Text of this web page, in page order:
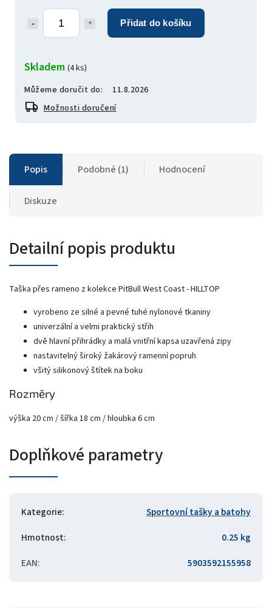
Přidat do košíku
Skladem (4 ks)
Můžeme doručit do:
11.8.2026
Možnosti doručení
Popis Podobné (1) Hodnocení
Diskuze
Detailní popis produktu
Taška přes rameno z kolekce PitBull West Coast - HILLTOP
vyrobeno ze silné a pevné tuhé nylonové tkaniny
univerzální a velmi praktický střih
dvě hlavní přihrádky a malá vnitřní kapsa uzavřená zipy
nastavitelný široký žakárový ramenní popruh
všitý silikonový štítek na boku
Rozměry
výška 20 cm / šířka 18 cm / hloubka 6 cm
Doplňkové parametry
Kategorie:
Sportovní tašky a batohy
Hmotnost:
0.25 kg
EAN: 5903592155958